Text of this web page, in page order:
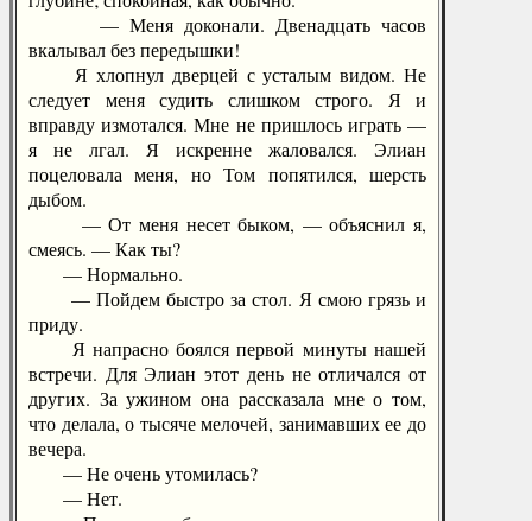
— Меня доконали. Двенадцать часов
вкалывал без передышки!
Я хлопнул дверцей с усталым видом. Не
следует меня судить слишком строго. Я и
вправду измотался. Мне не пришлось играть —
я не лгал. Я искренне жаловался. Элиан
поцеловала меня, но Том попятился, шерсть
дыбом.
— От меня несет быком, — объяснил я,
смеясь. — Как ты?
— Нормально.
— Пойдем быстро за стол. Я смою грязь и
приду.
Я напрасно боялся первой минуты нашей
встречи. Для Элиан этот день не отличался от
других. За ужином она рассказала мне о том,
что делала, о тысяче мелочей, занимавших ее до
вечера.
— Не очень утомилась?
— Нет.